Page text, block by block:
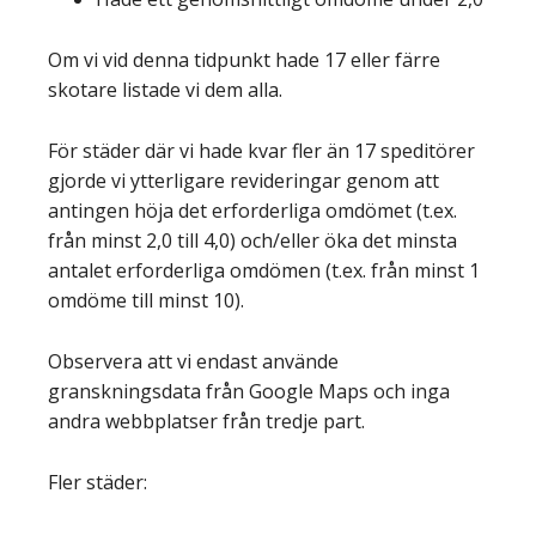
Om vi vid denna tidpunkt hade 17 eller färre
skotare listade vi dem alla.
För städer där vi hade kvar fler än 17 speditörer
gjorde vi ytterligare revideringar genom att
antingen höja det erforderliga omdömet (t.ex.
från minst 2,0 till 4,0) och/eller öka det minsta
antalet erforderliga omdömen (t.ex. från minst 1
omdöme till minst 10).
Observera att vi endast använde
granskningsdata från Google Maps och inga
andra webbplatser från tredje part.
Fler städer: